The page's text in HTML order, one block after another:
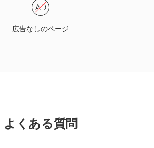
広告なしのページ
よくある質問